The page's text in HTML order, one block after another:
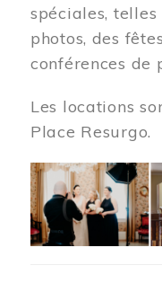
spéciales, telles
photos, des
conférences de
Les locations
Place Resurgo.
Image